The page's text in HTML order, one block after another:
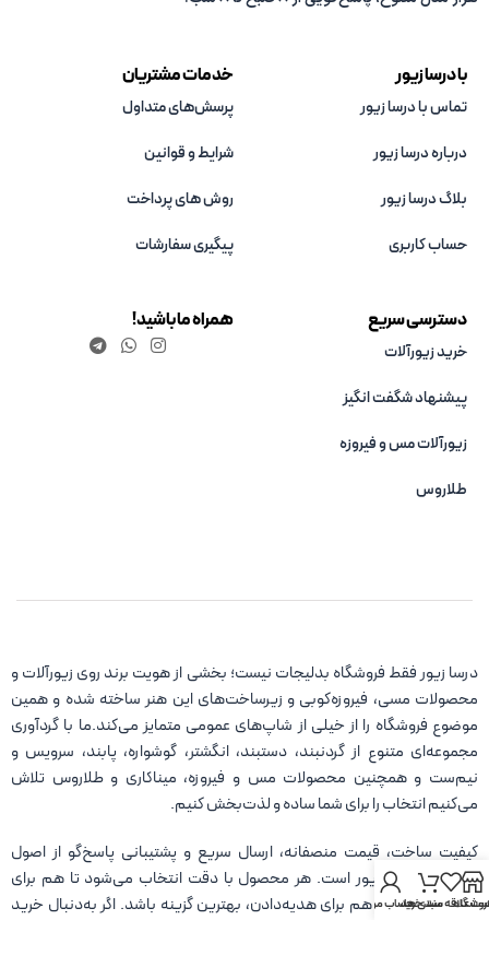
با درسا زیور
تماس با درسا زیور
درباره درسا زیور
بلاگ درسا زیور
حساب کاربری
خدمات مشتریان
پرسش‌های متداول
شرایط و قوانین
روش های پرداخت
پیگیری سفارشات
دسترسی سریع
خرید زیورآلات
پیشنهاد شگفت انگیز
زیورآلات مس و فیروزه‌
طلاروس
همراه ما باشید!
درسا زیور فقط فروشگاه بدلیجات نیست؛ بخشی از هویت برند روی زیورآلات و
محصولات مسی، فیروزه‌کوبی و زیرساخت‌های این هنر ساخته شده و همین
موضوع فروشگاه را از خیلی از شاپ‌های عمومی متمایز می‌کند.ما با گردآوری
مجموعه‌ای متنوع از گردنبند، دستبند، انگشتر، گوشواره، پابند، سرویس و
نیم‌ست و همچنین محصولات مس و فیروزه، میناکاری و طلاروس تلاش
می‌کنیم انتخاب را برای شما ساده و لذت‌بخش کنیم.
کیفیت ساخت، قیمت منصفانه، ارسال سریع و پشتیبانی پاسخ‌گو از اصول
همیشگی درسا زیور است. هر محصول با دقت انتخاب می‌شود تا هم برای
استفاده روزمره و هم برای هدیه‌دادن، بهترین گزینه باشد. اگر به‌دنبال خرید
علاقه مندی ها
سبد خریدحساب من